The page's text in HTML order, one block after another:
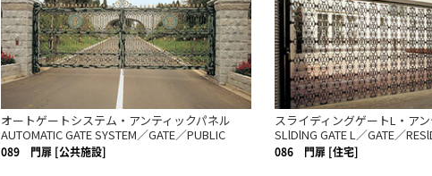
オートゲートシステム・アンティックパネル
AUTOMATIC GATE SYSTEM／GATE／PUBLIC
089 門扉 [公共施設]
スライディングゲートL・ア
SLlDlNG GATE L／GATE／
086 門扉 [住宅]